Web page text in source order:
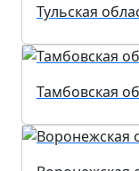
Тульская
Тамбовская